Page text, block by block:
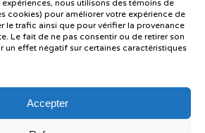
nous utilisons des témoins de
cookies) pour améliorer votre expérience de
le trafic ainsi que pour vérifier la provenance
Le fait de ne pas consentir ou de retirer son
un effet négatif sur certaines caractéristiques
Accepter
– service à l’élève
de confidentialité